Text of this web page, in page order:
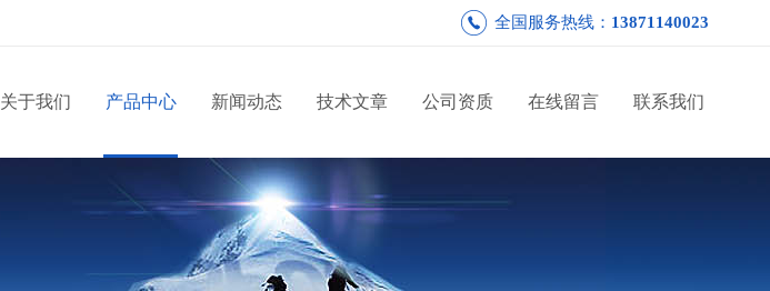
全国服务热线： 13871140023
关于我们 产品中心 新闻动态 技术文章 公司资质 在线留言 联系我们